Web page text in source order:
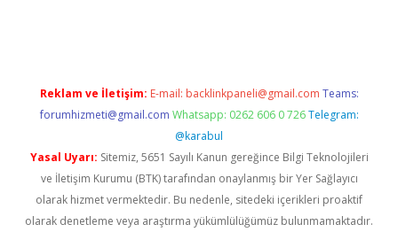
Reklam ve İletişim: E-mail: backlinkpaneli@gmail.com Teams:
forumhizmeti@gmail.com Whatsapp: 0262 606 0 726 Telegram:
@karabul
Yasal Uyarı: Sitemiz, 5651 Sayılı Kanun gereğince Bilgi Teknolojileri
ve İletişim Kurumu (BTK) tarafından onaylanmış bir Yer Sağlayıcı
olarak hizmet vermektedir. Bu nedenle, sitedeki içerikleri proaktif
olarak denetleme veya araştırma yükümlülüğümüz bulunmamaktadır.